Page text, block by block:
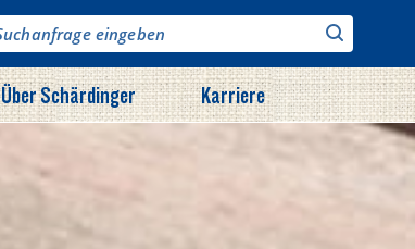
Über Schärdinger Karriere